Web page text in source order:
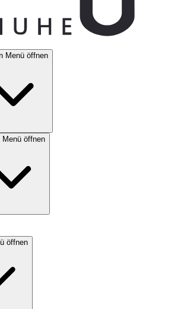
Menü öffnen
Menü öffnen
öffnen